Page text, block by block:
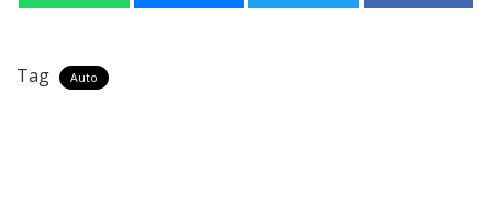
Tag Auto